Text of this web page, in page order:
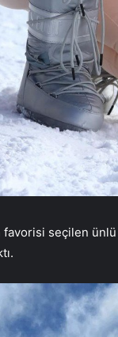
favorisi seçilen